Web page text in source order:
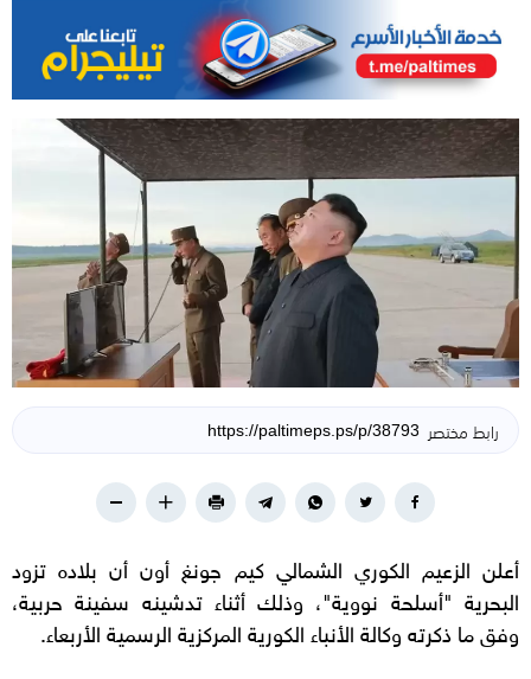
رابط مختصر
أعلن الزعيم الكوري الشمالي كيم جونغ أون أن بلاده تزود
البحرية "أسلحة نووية"، وذلك أثناء تدشينه سفينة حربية،
وفق ما ذكرته وكالة الأنباء الكورية المركزية الرسمية الأربعاء.